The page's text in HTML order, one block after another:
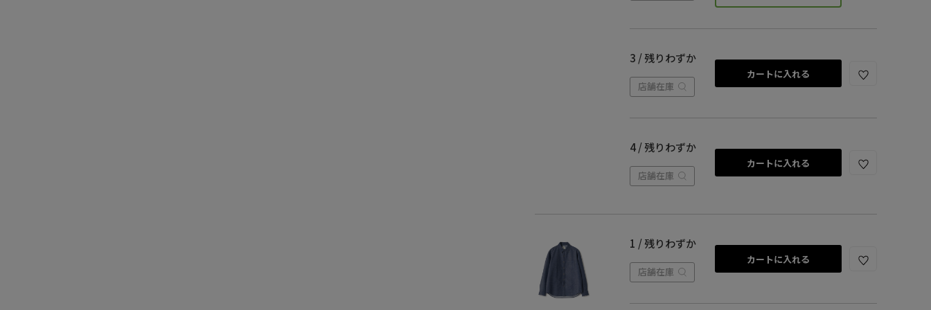
3 / 残りわずか
店舗在庫
カートに入れる
4 / 残りわずか
店舗在庫
カートに入れる
1 / 残りわずか
店舗在庫
カートに入れる